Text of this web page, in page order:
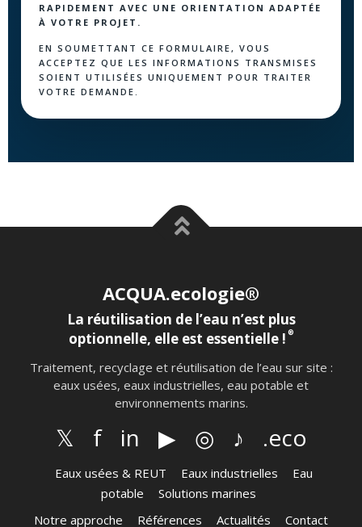
RAPIDEMENT AVEC UNE ORIENTATION ADAPTÉE
À VOTRE PROJET.
EN SOUMETTANT CE FORMULAIRE, VOUS
ACCEPTEZ QUE LES INFORMATIONS TRANSMISES
SOIENT UTILISÉES UNIQUEMENT POUR TRAITER
VOTRE DEMANDE.
ACQUA.ecologie®
La réutilisation de l’eau n’est plus
optionnelle, elle est essentielle ! ®
Traitement, recyclage et réutilisation de l’eau sur site :
eaux usées, eaux industrielles, eau potable et
environnements marins.
𝕏 f in ▶ ◎ ♪ .eco
Eaux usées & REUT Eaux industrielles
Eau
potable
Solutions marines
Notre approche
Références Actualités Contact